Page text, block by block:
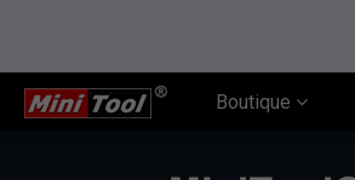
Boutique